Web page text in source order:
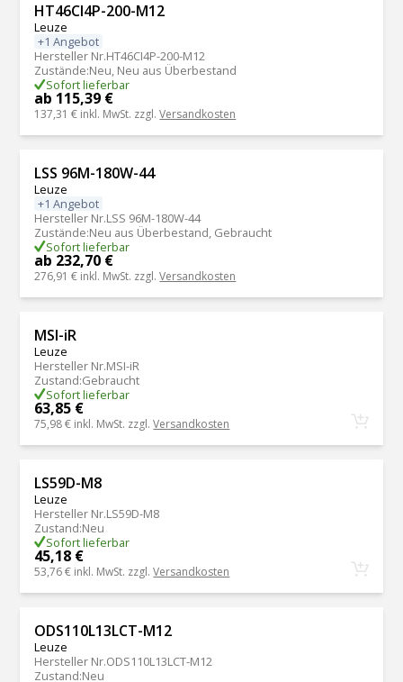
HT46CI4P-200-M12
Leuze
+1 Angebot
Hersteller Nr.HT46CI4P-200-M12
Zustände:Neu, Neu aus Überbestand
Sofort lieferbar
ab 115,39 €
137,31 € inkl. MwSt. zzgl.Versandkosten
LSS 96M-180W-44
Leuze
+1 Angebot
Hersteller Nr.LSS 96M-180W-44
Zustände:Neu aus Überbestand, Gebraucht
Sofort lieferbar
ab 232,70 €
276,91 € inkl. MwSt. zzgl.Versandkosten
MSI-iR
Leuze
Hersteller Nr.MSI-iR
Zustand:Gebraucht
Sofort lieferbar
63,85 €
75,98 € inkl. MwSt. zzgl.Versandkosten
LS59D-M8
Leuze
Hersteller Nr.LS59D-M8
Zustand:Neu
Sofort lieferbar
45,18 €
53,76 € inkl. MwSt. zzgl.Versandkosten
ODS110L13LCT-M12
Leuze
Hersteller Nr.ODS110L13LCT-M12
Zustand:Neu